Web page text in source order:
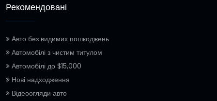
Рекомендовані
Авто без видимих пошкоджень
Автомобілі з чистим титулом
Автомобілі до $15,000
Нові надходження
Відеоогляди авто